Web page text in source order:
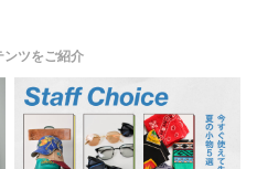
ンツをご紹介